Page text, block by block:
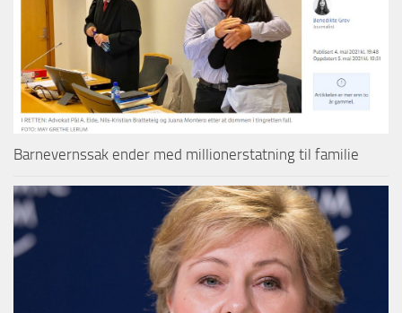
Barnevernssak ender med millionerstatning til familie